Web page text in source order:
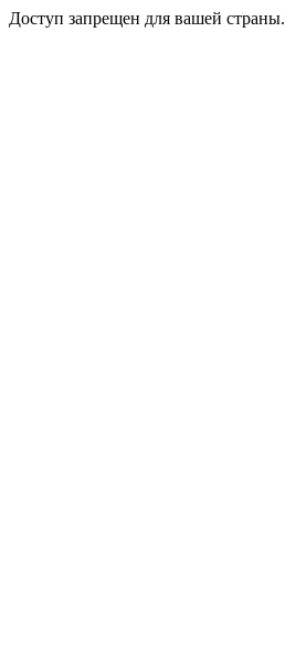
Доступ запрещен для вашей страны.